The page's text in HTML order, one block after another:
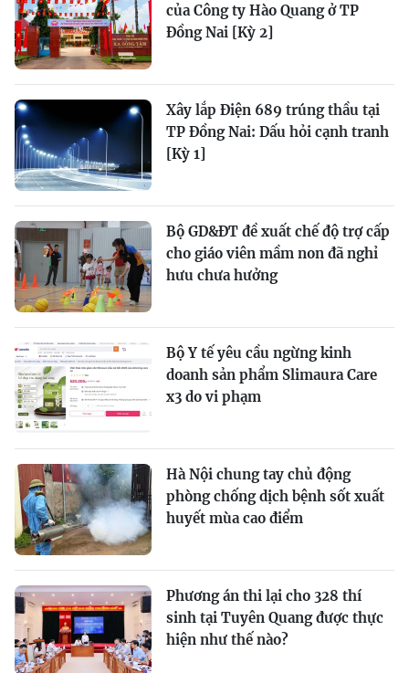
của Công ty Hào Quang ở TP
Đồng Nai [Kỳ 2]
Xây lắp Điện 689 trúng thầu tại
TP Đồng Nai: Dấu hỏi cạnh tranh
[Kỳ 1]
Bộ GD&ĐT đề xuất chế độ trợ cấp
cho giáo viên mầm non đã nghỉ
hưu chưa hưởng
Bộ Y tế yêu cầu ngừng kinh
doanh sản phẩm Slimaura Care
x3 do vi phạm
Hà Nội chung tay chủ động
phòng chống dịch bệnh sốt xuất
huyết mùa cao điểm
Phương án thi lại cho 328 thí
sinh tại Tuyên Quang được thực
hiện như thế nào?